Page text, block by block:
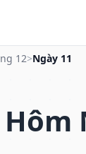
12>Ngày 11